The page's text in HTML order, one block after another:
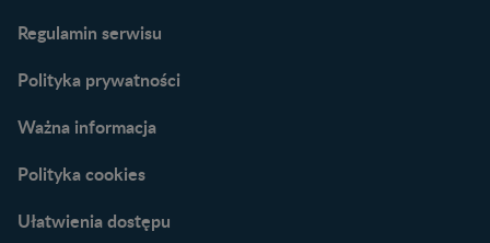
praktyczne wskazówki
Regulamin serwisu
Polityka prywatności
Ważna informacja
Polityka cookies
Ułatwienia dostępu